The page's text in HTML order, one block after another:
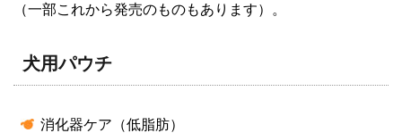
（一部これから発売のものもあります）。
犬用パウチ
消化器ケア（低脂肪）